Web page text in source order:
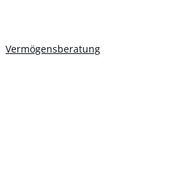
Vermögensberatung